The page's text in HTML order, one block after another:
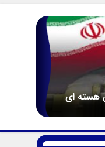
هسته ای